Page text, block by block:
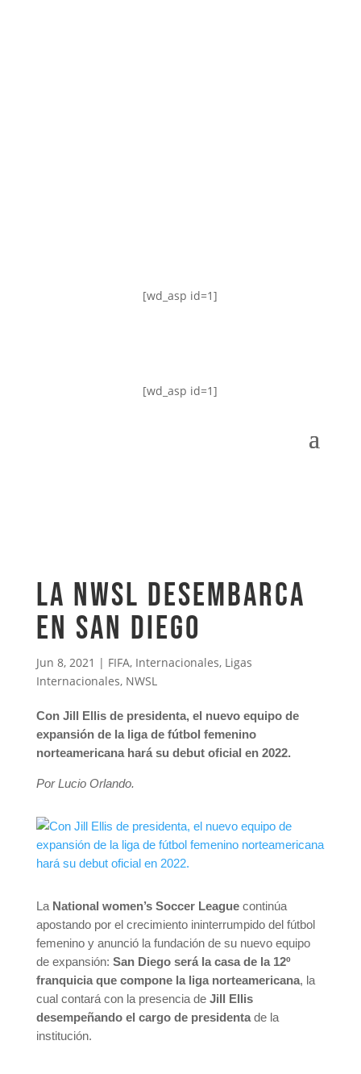
[wd_asp id=1]
[wd_asp id=1]
La NWSL desembarca
en San Diego
Jun 8, 2021 | FIFA, Internacionales, Ligas
Internacionales, NWSL
Con Jill Ellis de presidenta, el nuevo equipo de
expansión de la liga de fútbol femenino
norteamericana hará su debut oficial en 2022.
Por Lucio Orlando.
La National women’s Soccer Leaguecontinúa
apostando por el crecimiento ininterrumpido del fútbol
femenino y anunció la fundación de su nuevo equipo
de expansión: San Diego será la casa de la 12º
franquicia que compone la liga norteamericana, la
cual contará con la presencia deJill Ellis
desempeñando el cargo de presidenta de la
institución.